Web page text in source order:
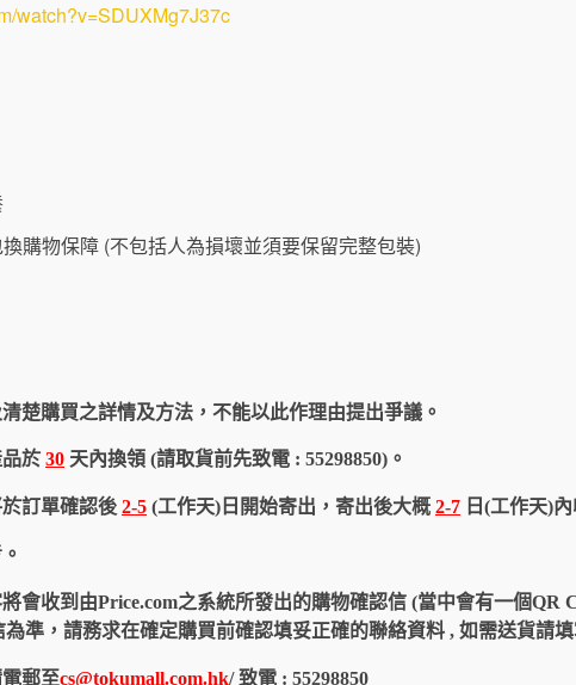
watch?v=SDUXMg7J37c
購物保障 (不包括人為損壞並須要保留完整包裝)
楚購買之詳情及方法，不能以此作理由提出爭議。
於 30 天內換領 (請取貨前先致電 : 55298850)。
訂單確認後 2-5 (工作天)日開始寄出，寄出後大概 2-7 日(工作天)
會收到由Price.com之系統所發出的購物確認信 (當中會有一個QR
為準，請務求在確定購買前確認填妥正確的聯絡資料 , 如需送貨請
郵至cs@tokumall.com.hk/ 致電 : 55298850